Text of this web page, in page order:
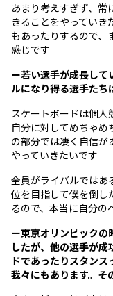
あまり考えすぎず、
きることをやっていき
もあったりするので、
感じです
ー若い選手が成長し
ルになり得る選手たち
スケートボードは個人
自分に対してめちゃ
の部分では凄く自信が
やっていきたいです
全員がライバルではあ
位を目指して僕を倒し
るので、本当に自分の
ー東京オリンピックの
したが、他の選手が
ドであったりスタン
我々にもあります。そ